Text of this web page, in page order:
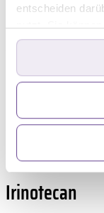
entscheiden
nutzt. Sie
Cookie-
Trigger Symbol
Erfahren Sie
verarbeitet
Abschnitt
Wir verwenden
speichern oder
Fluoropyrimidin.
Durchfall,
richten
der Nerven, die
als
Schmerzen
Irinotecan